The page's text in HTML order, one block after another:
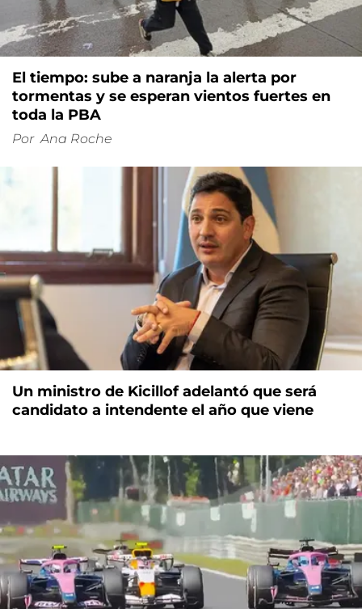
El tiempo: sube a naranja la alerta por
tormentas y se esperan vientos fuertes en
toda la PBA
Por Ana Roche
Un ministro de Kicillof adelantó que será
candidato a intendente el año que viene